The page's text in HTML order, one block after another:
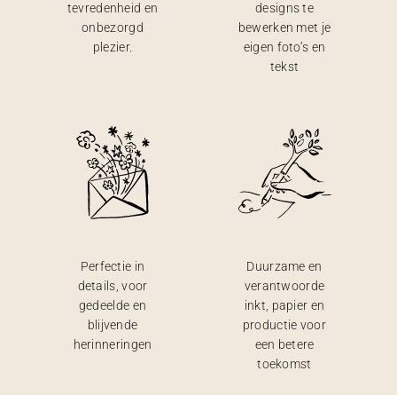
tevredenheid en
onbezorgd
plezier.
designs te
bewerken met je
eigen foto’s en
tekst
Perfectie in
details, voor
gedeelde en
blijvende
herinneringen
Duurzame en
verantwoorde
inkt, papier en
productie voor
een betere
toekomst